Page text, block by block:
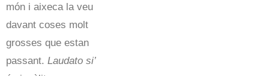
món i aixeca la veu
davant coses molt
grosses que estan
passant. Laudato si’